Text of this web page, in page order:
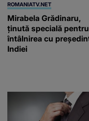
ROMANIATV.NET
Mirabela Grădinaru,
ţinută specială pentru
întâlnirea cu
Indiei